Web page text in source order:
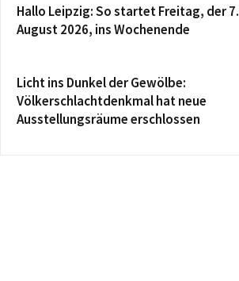
Hallo Leipzig: So startet Freitag, der 7.
August 2026, ins Wochenende
Licht ins Dunkel der Gewölbe:
Völkerschlachtdenkmal hat neue
Ausstellungsräume erschlossen